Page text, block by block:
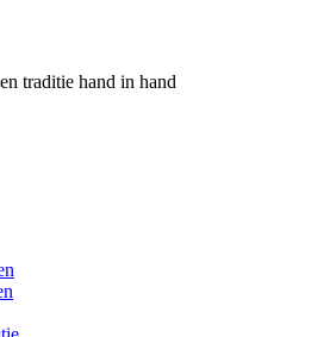
traditie hand in hand